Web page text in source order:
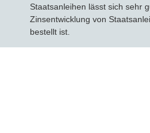
Staatsanleihen lässt sich sehr
Zinsentwicklung von
bestellt ist.